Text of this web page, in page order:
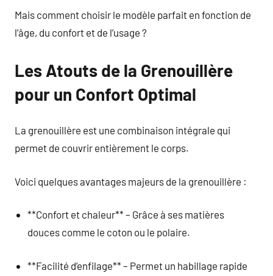
Mais comment choisir le modèle parfait en fonction de
l’âge, du confort et de l’usage ?
Les Atouts de la Grenouillère
pour un Confort Optimal
La grenouillère est une combinaison intégrale qui
permet de couvrir entièrement le corps.
Voici quelques avantages majeurs de la grenouillère :
**Confort et chaleur** – Grâce à ses matières
douces comme le coton ou le polaire.
**Facilité d’enfilage** – Permet un habillage rapide